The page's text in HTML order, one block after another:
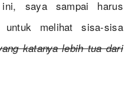
saya sampai harus
melihat sisa-sisa
katanya lebih tua dari